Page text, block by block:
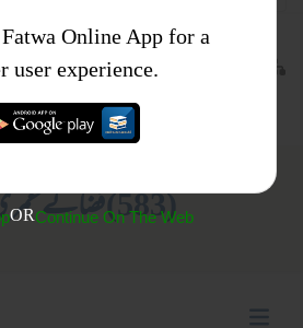
نماز
کتب
فتاوی
(583) قضائے عمری کا حکم
Online App for a
user experience.
ORContinue On The Web